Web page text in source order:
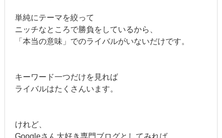
単純にテーマを絞って
ニッチなところで勝負をしているから、
「本当の意味」でのライバルがいないだけです。
キーワード一つだけを見れば
ライバルはたくさんいます。
けれど、